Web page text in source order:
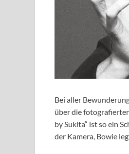
Bei aller
über die
by Sukita“ ist so ein
der Kamera, Bowie